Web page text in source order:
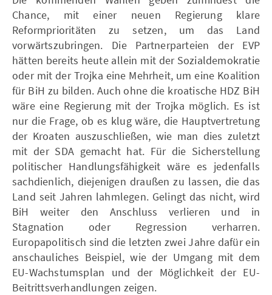
Chance, mit einer neuen Regierung klare
Reformprioritäten zu setzen, um das Land
vorwärtszubringen. Die Partnerparteien der EVP
hätten bereits heute allein mit der Sozialdemokratie
oder mit der Trojka eine Mehrheit, um eine Koalition
für BiH zu bilden. Auch ohne die kroatische HDZ BiH
wäre eine Regierung mit der Trojka möglich. Es ist
nur die Frage, ob es klug wäre, die Hauptvertretung
der Kroaten auszuschließen, wie man dies zuletzt
mit der SDA gemacht hat. Für die Sicherstellung
politischer Handlungsfähigkeit wäre es jedenfalls
sachdienlich, diejenigen draußen zu lassen, die das
Land seit Jahren lahmlegen. Gelingt das nicht, wird
BiH weiter den Anschluss verlieren und in
Stagnation oder Regression verharren.
Europapolitisch sind die letzten zwei Jahre dafür ein
anschauliches Beispiel, wie der Umgang mit dem
EU-Wachstumsplan und der Möglichkeit der EU-
Beitrittsverhandlungen zeigen.